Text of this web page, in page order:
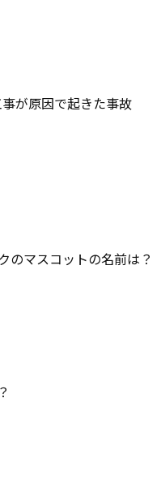
が原因で起きた事故
のマスコットの名前は？